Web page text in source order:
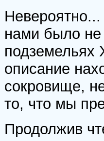
нами было не
подземельях
описание
сокровище,
то, что мы
Продолжив